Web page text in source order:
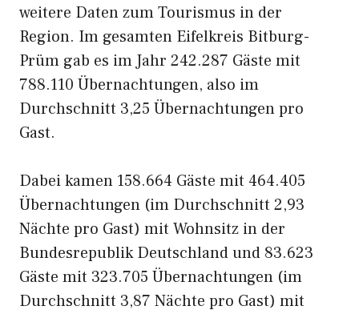
weitere Daten zum Tourismus in der
Region. Im gesamten Eifelkreis Bitburg-
Prüm gab es im Jahr 242.287 Gäste mit
788.110 Übernachtungen, also im
Durchschnitt 3,25 Übernachtungen pro
Gast.
Dabei kamen 158.664 Gäste mit 464.405
Übernachtungen (im Durchschnitt 2,93
Nächte pro Gast) mit Wohnsitz in der
Bundesrepublik Deutschland und 83.623
Gäste mit 323.705 Übernachtungen (im
Durchschnitt 3,87 Nächte pro Gast) mit